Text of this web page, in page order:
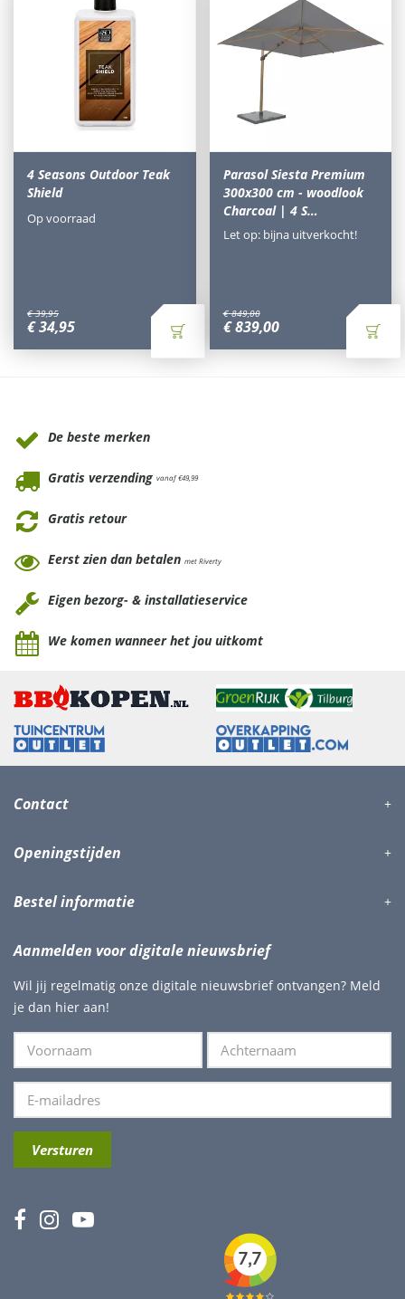
4 Seasons Outdoor Teak
Shield
€ 39,95
€34,95
Op voorraad
Parasol Siesta Premium
300x300 cm - woodlook
Charcoal | 4 S…
€ 849,00
€ 839,00
Let op: bijna uitverkocht!
De beste merken
Gratis verzending vanaf €49,99
Gratis retour
Eerst zien dan betalen met Riverty
Eigen bezorg- & installatieservice
We komen wanneer het jou uitkomt
Contact
Openingstijden
Bestel informatie
Aanmelden voor digitale nieuwsbrief
Wil jij regelmatig onze digitale nieuwsbrief ontvangen? Meld
je dan hier aan!